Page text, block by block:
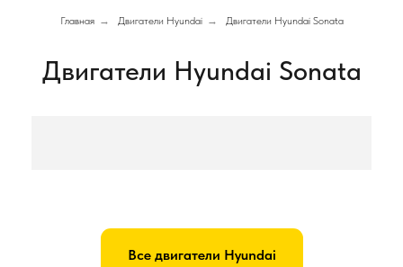
Главная → Двигатели Hyundai → Двигатели Hyundai Sonata
Двигатели Hyundai Sonata
Все двигатели Hyundai